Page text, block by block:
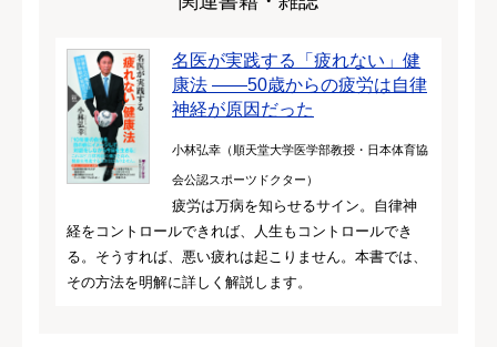
名医が実践する「疲れない」健
康法 ——50歳からの疲労は自律
神経が原因だった
小林弘幸（順天堂大学医学部教授・日本体育協
会公認スポーツドクター）
疲労は万病を知らせるサイン。自律神
経をコントロールできれば、人生もコントロールでき
る。そうすれば、悪い疲れは起こりません。本書では、
その方法を明解に詳しく解説します。